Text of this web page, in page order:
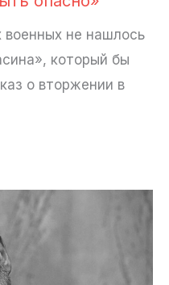
не нашлось
который бы
о вторжении в